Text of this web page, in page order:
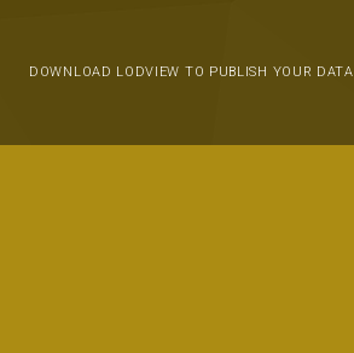
DOWNLOAD LODVIEW TO PUBLISH YOUR DATA